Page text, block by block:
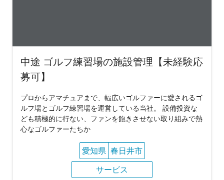
中途 ゴルフ練習場の施設管理【未経験応
募可】
プロからアマチュアまで、幅広いゴルファーに愛されるゴ
ルフ場とゴルフ練習場を運営している当社。 設備投資な
ども積極的に行ない、ファンを飽きさせない取り組みで熱
心なゴルファーたちか
愛知県 春日井市
サービス